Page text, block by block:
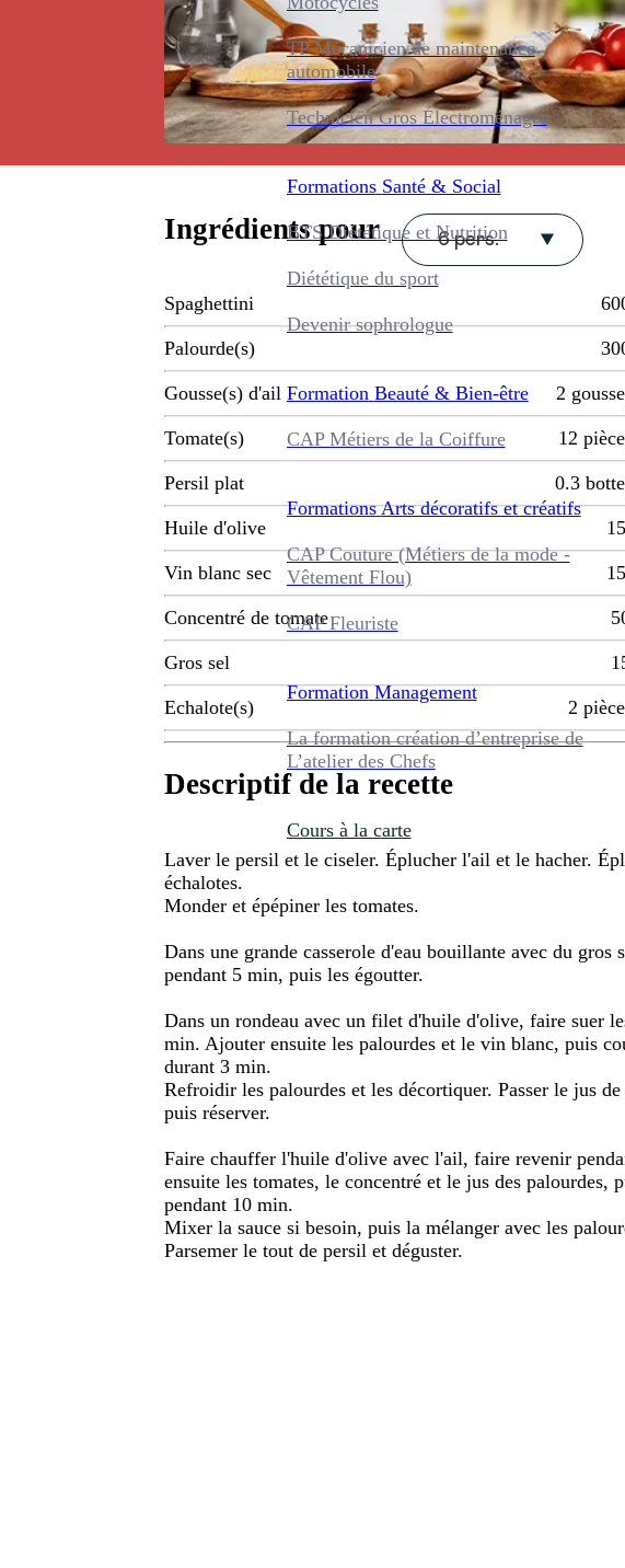
TP Mécanicien de maintenance
automobile
Technicien Gros Électroménager
Formations Santé & Social
BTS Diététique et Nutrition
Diététique du sport
Devenir sophrologue
Formation Beauté & Bien-être
CAP Métiers de la Coiffure
Formations Arts décoratifs et créatifs
CAP Couture (Métiers de la mode -
Vêtement Flou)
CAP Fleuriste
Formation Management
La formation création d’entreprise de
L’atelier des Chefs
Cours à la carte
Ingrédients pour 6 pers.
Spaghettini
Palourde(s)
Gousse(s) d'ail 2
Tomate(s) 12
Persil plat 0.3
Huile d'olive 15
Vin blanc sec 15
Concentré de tomate
Gros sel
Echalote(s) 2
Descriptif de la recette
Laver le persil et le ciseler. Éplucher l'ail et le hacher.
échalotes.
Monder et épépiner les tomates.
Dans une grande casserole d'eau bouillante avec du gros
pendant 5 min, puis les égoutter.
Dans un rondeau avec un filet d'huile d'olive, faire suer
min. Ajouter ensuite les palourdes et le vin blanc, puis
durant 3 min.
Refroidir les palourdes et les décortiquer. Passer le jus
puis réserver.
Faire chauffer l'huile d'olive avec l'ail, faire revenir
ensuite les tomates, le concentré et le jus des palourdes,
pendant 10 min.
Mixer la sauce si besoin, puis la mélanger avec les
Parsemer le tout de persil et déguster.